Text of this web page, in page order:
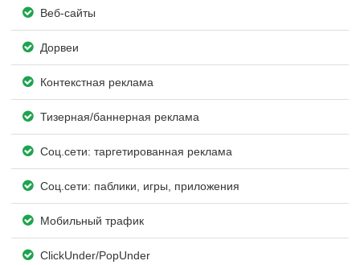
Веб-сайты
Дорвеи
Контекстная реклама
Тизерная/баннерная реклама
Соц.сети: таргетированная реклама
Соц.сети: паблики, игры, приложения
Мобильный трафик
ClickUnder/PopUnder